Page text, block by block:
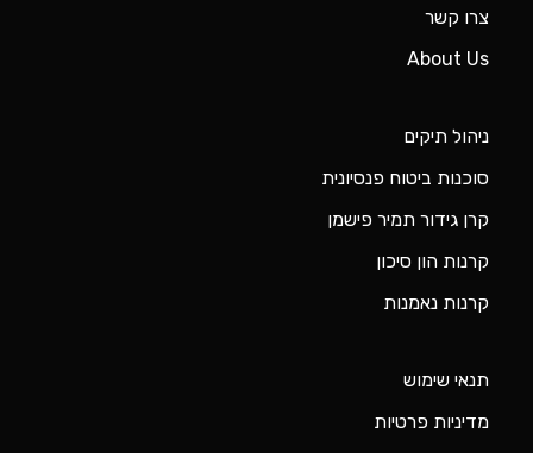
קרנות הון סיכון
קרנות נאמנות
תנאי שימוש
מדיניות פרטיות
הצהרת נגישות
מזון מערבי במזרח